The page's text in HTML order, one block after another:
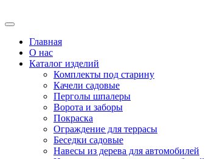
Главная
О нас
Каталог изделий
Комплекты под старину
Качели садовые
Перголы шпалеры
Ворота и заборы
Покраска
Ограждение для террасы
Беседки садовые
Навесы из дерева для автомобилей